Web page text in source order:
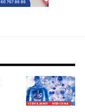
IZDVAJAMO MEDICINA